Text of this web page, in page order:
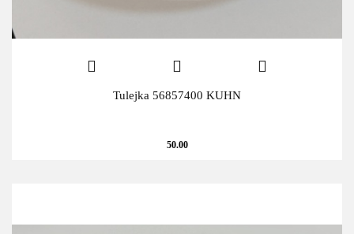
Tulejka 56857400 KUHN
50.00